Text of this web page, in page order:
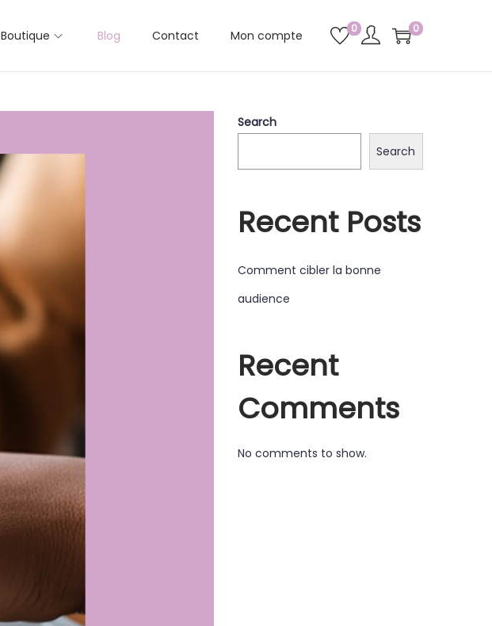
Boutique Blog Contact Mon compte 0 0
Search
Search
Recent Posts
Comment cibler la bonne
audience
Recent
Comments
No comments to show.